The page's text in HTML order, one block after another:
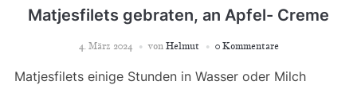
Matjesfilets gebraten, an Apfel- Creme
4. März 2024 von Helmut 0 Kommentare
Matjesfilets einige Stunden in Wasser oder Milch